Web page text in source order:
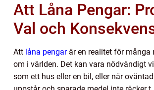
Att Låna Pengar:
Val och
Att låna pengarär en realitet för många
om i världen. Det kan vara nödvändigt
som ett hus eller en bil, eller när